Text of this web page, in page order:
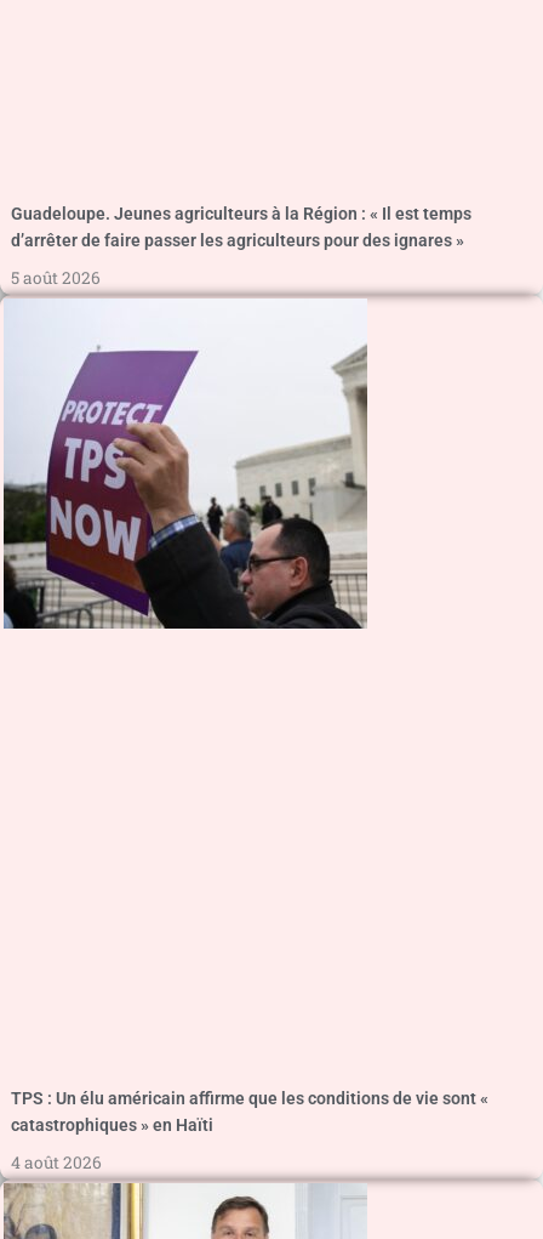
Guadeloupe. Jeunes agriculteurs à la Région : « Il est temps
d’arrêter de faire passer les agriculteurs pour des ignares »
5 août 2026
TPS : Un élu américain affirme que les conditions de vie sont «
catastrophiques » en Haïti
4 août 2026